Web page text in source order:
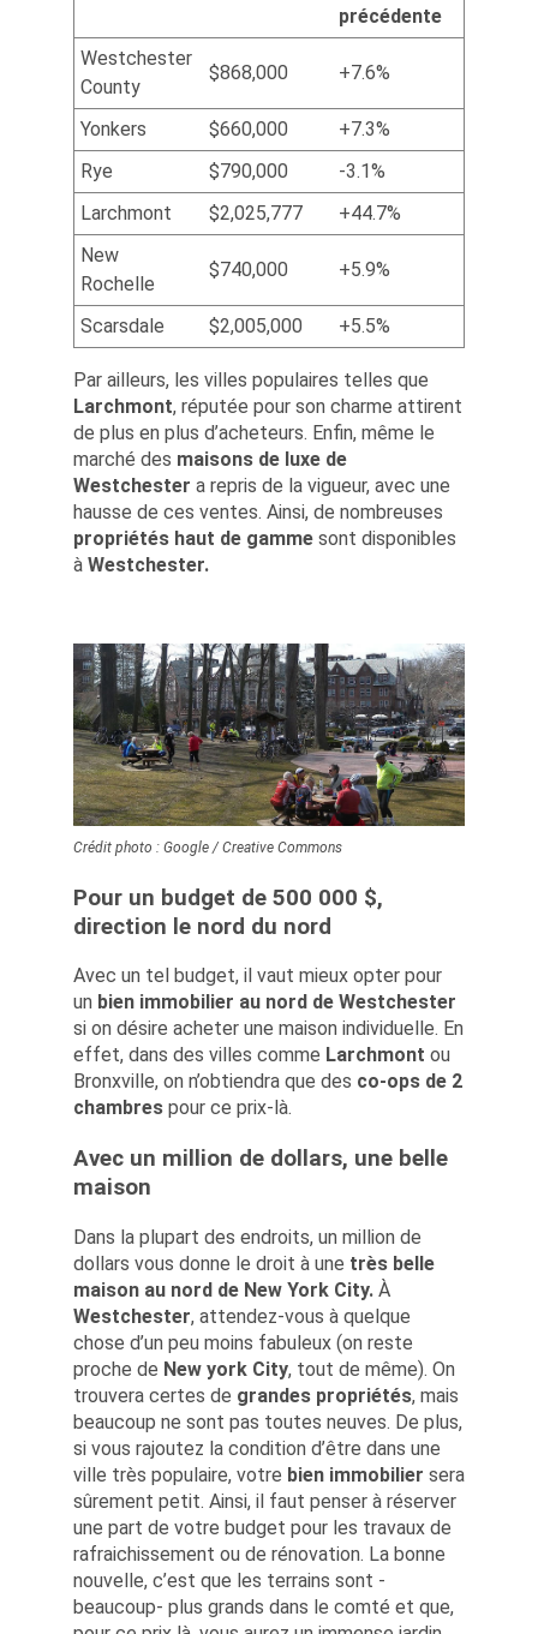
précédente
Westchester
County
$868,000 +7.6%
Yonkers $660,000
+7.3%
Rye
$790,000
-3.1%
Larchmont
$2,025,777
+44.7%
New
Rochelle
$740,000 +5.9%
Scarsdale $2,005,000 +5.5%
Par ailleurs, les villes populaires telles que
Larchmont, réputée pour son charme attirent
de plus en plus d’acheteurs. Enfin, même le
marché des maisons de luxe de
Westchester a repris de la vigueur, avec une
hausse de ces ventes. Ainsi, de nombreuses
propriétés haut de gamme sont disponibles
à Westchester.
Crédit photo : Google / Creative Commons
Pour un budget de 500 000 $,
direction le nord du nord
Avec un tel budget, il vaut mieux opter pour
un bien immobilier au nord de Westchester
si on désire acheter une maison individuelle. En
effet, dans des villes comme Larchmont ou
Bronxville, on n’obtiendra que des co-ops de 2
chambres pour ce prix-là.
Avec un million de dollars, une belle
maison
Dans la plupart des endroits, un million de
dollars vous donne le droit à une très belle
maison au nord de New York City. À
Westchester, attendez-vous à quelque
chose d’un peu moins fabuleux (on reste
proche de New york City, tout de même). On
trouvera certes de grandes propriétés, mais
beaucoup ne sont pas toutes neuves. De plus,
si vous rajoutez la condition d’être dans une
ville très populaire, votre bien immobilier sera
sûrement petit. Ainsi, il faut penser à réserver
une part de votre budget pour les travaux de
rafraichissement ou de rénovation. La bonne
nouvelle, c’est que les terrains sont -
beaucoup- plus grands dans le comté et que,